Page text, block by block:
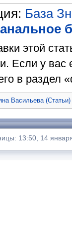
База
этой
Если у вас
в раздел
Васильева (Статьи)
13:50, 14